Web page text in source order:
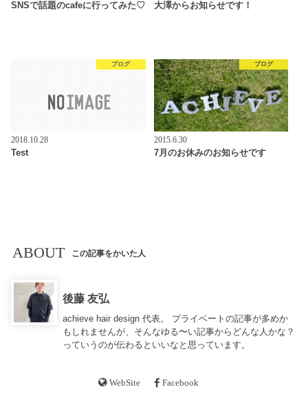
SNSで話題のcafeに行ってみた♡
大澤からお知らせです！
ブログ
2018.10.28
Test
ブログ
2015.6.30
7月のお休みのお知らせです
ABOUT この記事をかいた人
後藤 友弘
achieve hair design 代表。 プライベートの記事が多めか
もしれませんが、そんなゆる〜い記事からどんな人かな？
っていうのが伝わるといいなと思っています。
WebSite Facebook